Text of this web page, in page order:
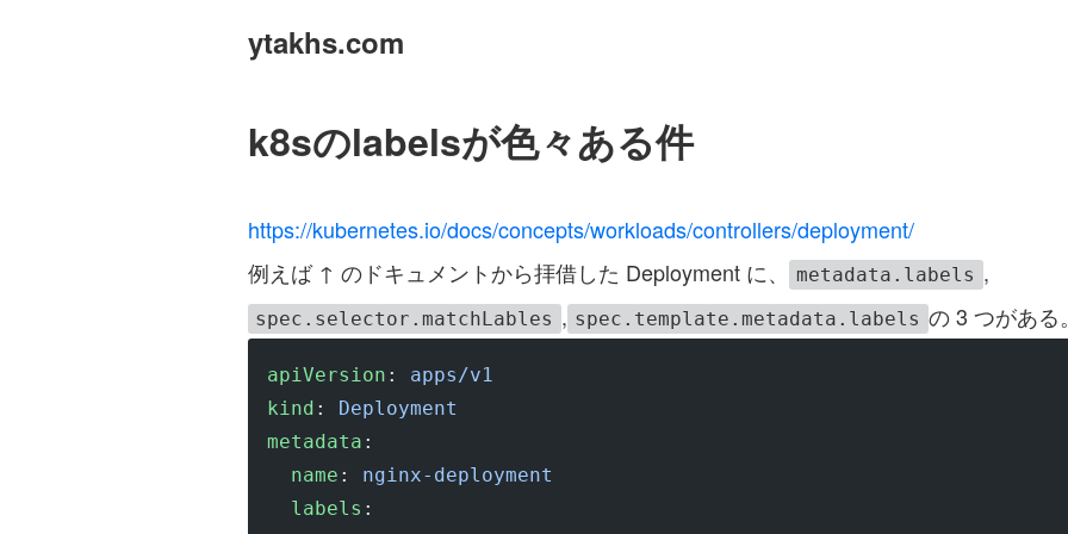
ytakhs.com
k8sのlabelsが色々ある件
https://kubernetes.io/docs/concepts/workloads/controllers/deployment/
例えば ↑ のドキュメントから拝借した Deployment に、
metadata.labels ,
spec.selector.matchLables , spec.template.metadata.labels の 3 つがある
apiVersion : apps/v1
kind : Deployment
metadata :
  name
: nginx-deployment
  labels
: